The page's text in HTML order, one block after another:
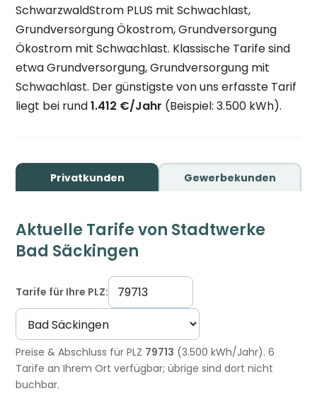
SchwarzwaldStrom PLUS mit Schwachlast,
Grundversorgung Ökostrom, Grundversorgung
Ökostrom mit Schwachlast. Klassische Tarife sind
etwa Grundversorgung, Grundversorgung mit
Schwachlast. Der günstigste von uns erfasste Tarif
liegt bei rund1.412 €/Jahr (Beispiel: 3.500 kWh).
Privatkunden Gewerbekunden
Aktuelle Tarife von Stadtwerke
Bad Säckingen
Tarife für Ihre PLZ:
Preise & Abschluss für PLZ 79713 (3.500 kWh/Jahr). 6
Tarife an Ihrem Ort verfügbar; übrige sind dort nicht
buchbar.